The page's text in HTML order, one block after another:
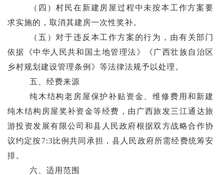
（四）村民在新建房屋过程中未按本工作方案要
求实施的， 取消其建房一次性奖补。
（五） 对于违反本工作方案 的行为，由有关部门
依据《中华人民共和国土地管理法》《 广西壮族自治区
乡村规划建设管理条例 》等法律法规予以处理 。
五
、经费来源
纯木结构老房屋保护补贴资金 、维修费用 和新建
纯木结构房屋奖补资金等经费 ，由广西旅发三江通达旅
游投资发展有限公司和县人民政府根据双方战略合作协
议约定按7:3比例共同承担 ，县人民政府所需经费统筹安
排。
六 、适用范围